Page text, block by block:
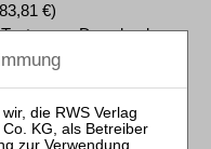
€)
zum Download;
Codes zum
vor